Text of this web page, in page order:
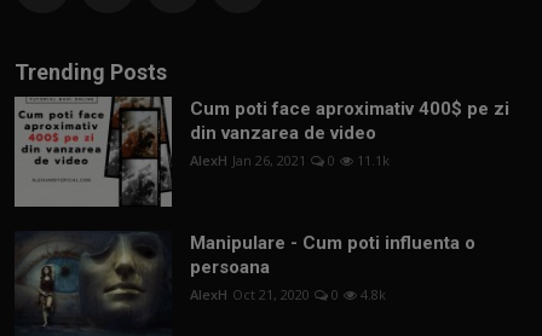
Trending Posts
Cum poti face aproximativ 400$ pe zi
din vanzarea de video
AlexH Jan 26, 2021 0 11.1k
Manipulare - Cum poti influenta o
persoana
AlexH Oct 21, 2020 0 4.8k